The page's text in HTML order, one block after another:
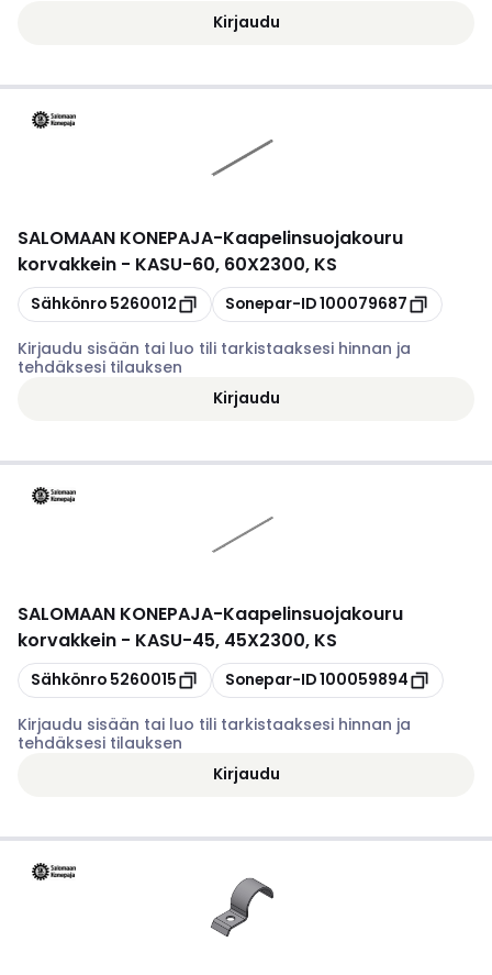
Kirjaudu
SALOMAAN KONEPAJA-Kaapelinsuojakouru
korvakkein - KASU-60, 60X2300, KS
Kopioi
Sähkönro 5260012 Kopioi
Sonepar-ID100079687
Kirjaudu sisään tai luo tili tarkistaaksesi hinnan ja
tehdäksesi tilauksen
Kirjaudu
SALOMAAN KONEPAJA-Kaapelinsuojakouru
korvakkein - KASU-45, 45X2300, KS
Kopioi
Sähkönro 5260015 Kopioi
Sonepar-ID100059894
Kirjaudu sisään tai luo tili tarkistaaksesi hinnan ja
tehdäksesi tilauksen
Kirjaudu